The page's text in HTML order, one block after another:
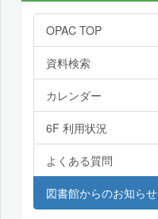
OPAC TOP
資料検索
カレンダー
6F 利用状況
よくある質問
図書館からのお知らせ